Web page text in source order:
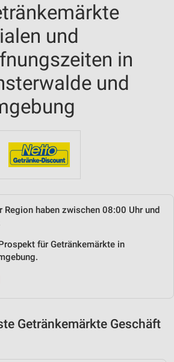
und
in
und
Region haben zwischen 08:00 Uhr und
für Getränkemärkte in
Getränkemärkte Geschäft